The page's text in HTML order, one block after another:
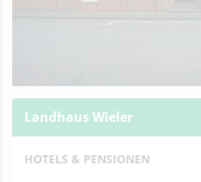
Landhaus Wieler
HOTELS & PENSIONEN